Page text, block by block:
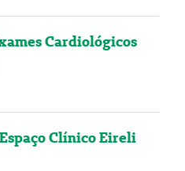
Cardiológicos
Clínico Eireli